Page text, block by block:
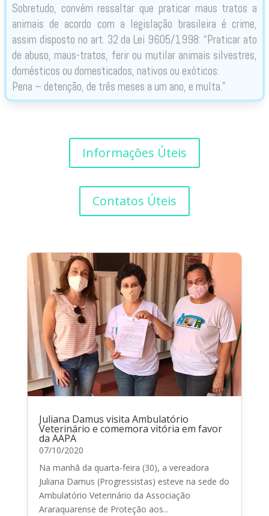
Sobretudo, convém ressaltar que praticar maus tratos a
animais de acordo com a legislação brasileira é crime,
assim disposto no art. 32 da Lei 9605/1998: “Praticar ato
de abuso, maus-tratos, ferir ou mutilar animais silvestres,
domésticos ou domesticados, nativos ou exóticos:
Pena – detenção, de três meses a um ano, e multa.”
Informações Úteis
Contatos Úteis
Juliana Damus visita Ambulatório
Veterinário e comemora vitória em favor
da AAPA
07/10/2020
Na manhã da quarta-feira (30), a vereadora
Juliana Damus (Progressistas) esteve na sede do
Ambulatório Veterinário da Associação
Araraquarense de Proteção aos...